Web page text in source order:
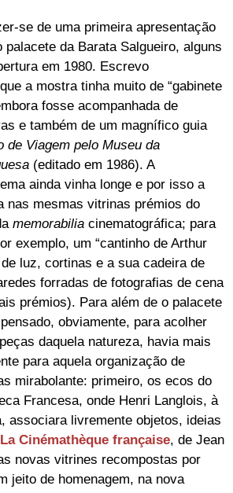
se de uma primeira apresentação
da Barata Salgueiro, alguns
em 1980. Escrevo
a mostra tinha muito de “gabinete
fosse acompanhada de
e também de um magnífico guia
de Viagem pelo Museu da
(editado em 1986). A
ainda vinha longe e por isso a
nas mesmas vitrinas prémios do
memorabilia cinematográfica; para
exemplo, um “cantinho de Arthur
luz, cortinas e a sua cadeira de
forradas de fotografias de cena
prémios). Para além de o palacete
obviamente, para acolher
daquela natureza, havia mais
para aquela organização de
mirabolante: primeiro, os ecos do
Francesa, onde Henri Langlois, à
associara livremente objetos, ideias
La Cinémathèque française, de Jean
novas vitrines recompostas por
jeito de homenagem, na nova